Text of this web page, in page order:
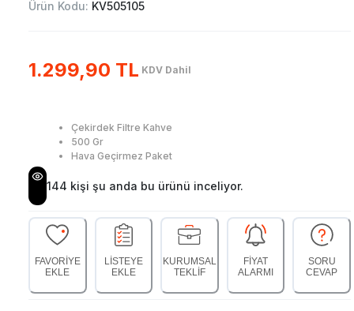
Ürün Kodu: KV505105
1.299,90 TL KDV Dahil
Çekirdek Filtre Kahve
500 Gr
Hava Geçirmez Paket
144 kişi şu anda bu ürünü inceliyor.
FAVORİYE
EKLE
LİSTEYE
EKLE
KURUMSAL
TEKLİF
FİYAT
ALARMI
SORU
CEVAP